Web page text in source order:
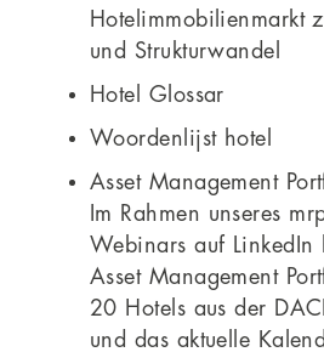
Hotelimmobilienmarkt
und Strukturwandel
Hotel Glossar
Woordenlijst hotel
Asset Management
Im Rahmen unseres
Webinars auf
Asset Management
20 Hotels aus der
und das aktuelle